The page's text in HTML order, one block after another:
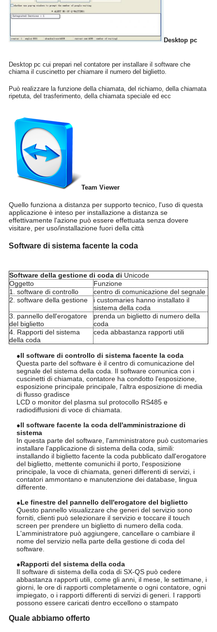
Desktop pc
Desktop pc cui prepari nel contatore per installare il software che
chiama il cuscinetto per chiamare il numero del biglietto.
Può realizzare la funzione della chiamata, del richiamo, della chiamata
ripetuta, del trasferimento, della chiamata speciale ed ecc
Team Viewer
Quello funziona a distanza per supporto tecnico, l'uso di questa
applicazione è inteso per installazione a distanza se
effettivamente l'azione può essere effettuata senza dovere
visitare, per uso/installazione fuori della città
Software di sistema facente la coda
Software della gestione di coda di Unicode
Oggetto
Funzione
1. software di controllo
centro di comunicazione del segnale
2. software della gestione
i customaries hanno installato il
sistema della coda
3. pannello dell'erogatore
del biglietto
prenda un biglietto di numero della
coda
4. Rapporti del sistema
della coda
ceda abbastanza rapporti utili
●Il software di controllo di sistema facente la coda
Questa parte del software è il centro di comunicazione del
segnale del sistema della coda. Il software comunica con i
cuscinetti di chiamata, contatore ha condotto l'esposizione,
esposizione principale principale, l'altra esposizione di media
di flusso gradisce
LCD o monitor del plasma sul protocollo RS485 e
radiodiffusioni di voce di chiamata.
●Il software facente la coda dell'amministrazione di
sistema
In questa parte del software, l'amministratore può customaries
installare l'applicazione di sistema della coda, simili:
installando il biglietto facente la coda pubblicato dall'erogatore
del biglietto, mettente comunichi il porto, l'esposizione
principale, la voce di chiamata, generi differenti di servizi, i
contatori ammontano e manutenzione dei database, lingua
differente.
●Le finestre del pannello dell'erogatore del biglietto
Questo pannello visualizzare che generi del servizio sono
forniti, clienti può selezionare il servizio e toccare il touch
screen per prendere un biglietto di numero della coda.
L'amministratore può aggiungere, cancellare o cambiare il
nome del servizio nella parte della gestione di coda del
software.
●Rapporti del sistema della coda
Il software di sistema della coda di SX-QS può cedere
abbastanza rapporti utili, come gli anni, il mese, le settimane, i
giorni, le ore di rapporti completamente o ogni contatore, ogni
impiegato, o i rapporti differenti di servizi di generi. I rapporti
possono essere caricati dentro eccellono o stampato
Quale abbiamo offerto